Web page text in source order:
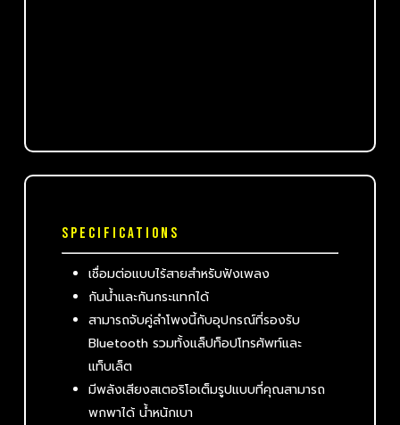
SPECIFICATIONS
เชื่อมต่อแบบไร้สายสำหรับฟังเพลง
กันน้ำและกันกระแทกได้
สามารถจับคู่ลำโพงนี้กับอุปกรณ์ที่รองรับ
Bluetooth รวมทั้งแล็ปท็อปโทรศัพท์และ
แท็บเล็ต
มีพลังเสียงสเตอริโอเต็มรูปแบบที่คุณสามารถ
พกพาได้ น้ำหนักเบา